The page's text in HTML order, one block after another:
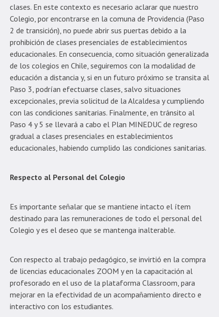
clases. En este contexto es necesario aclarar que nuestro
Colegio, por encontrarse en la comuna de Providencia (Paso
2 de transición), no puede abrir sus puertas debido a la
prohibición de clases presenciales de establecimientos
educacionales. En consecuencia, como situación generalizada
de los colegios en Chile, seguiremos con la modalidad de
educación a distancia y, si en un futuro próximo se transita al
Paso 3, podrían efectuarse clases, salvo situaciones
excepcionales, previa solicitud de la Alcaldesa y cumpliendo
con las condiciones sanitarias. Finalmente, en tránsito al
Paso 4 y 5 se llevará a cabo el Plan MINEDUC de regreso
gradual a clases presenciales en establecimientos
educacionales, habiendo cumplido las condiciones sanitarias.
Respecto al Personal del Colegio
Es importante señalar que se mantiene intacto el ítem
destinado para las remuneraciones de todo el personal del
Colegio y es el deseo que se mantenga inalterable.
Con respecto al trabajo pedagógico, se invirtió en la compra
de licencias educacionales ZOOM y en la capacitación al
profesorado en el uso de la plataforma Classroom, para
mejorar en la efectividad de un acompañamiento directo e
interactivo con los estudiantes.